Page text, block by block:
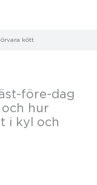
kött
före-dag
hur
i kyl och